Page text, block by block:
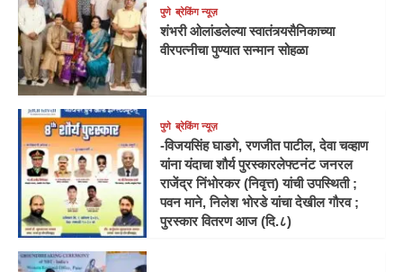
पुणे ब्रेकिंग न्यूज़
शंभरी ओलांडलेल्या स्वातंत्र्यसैनिकाच्या
वीरपत्नीचा पुण्यात सन्मान सोहळा
पुणे ब्रेकिंग न्यूज़
-विजयसिंह घाडगे, रणजीत पाटील, देवा चव्हाण
यांना यंदाचा शौर्य पुरस्कारलेफ्टनंट जनरल
राजेंद्र निंभोरकर (निवृत्त) यांची उपस्थिती ;
पवन माने, निलेश भोरडे यांचा देखील गौरव ;
पुरस्कार वितरण आज (दि.८)